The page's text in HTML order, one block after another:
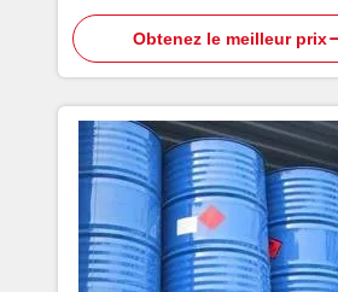
90%
Obtenez le meilleur prix